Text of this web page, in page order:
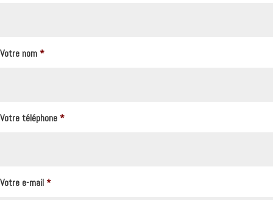
Votre nom*
Votre téléphone*
Votre e-mail*